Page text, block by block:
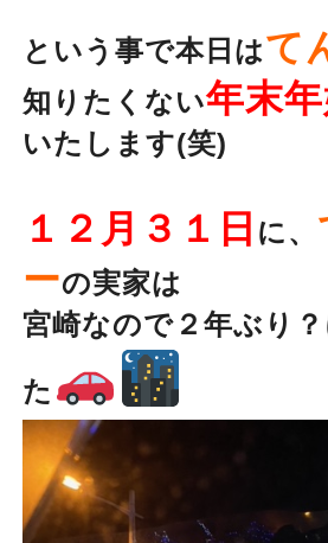
という事で本日はて
知りたくない年末
いたします(笑)
１２月３１日 に、
ーの実家は
宮崎なので２年ぶり
た